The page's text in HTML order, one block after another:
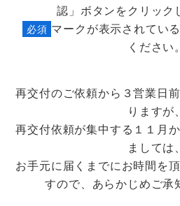
認」ボタンをクリック
必須 マークが表示されてい
ください。
再交付のご依頼から３営業日
りますが、
再交付依頼が集中する１１月
ましては、
お手元に届くまでにお時間を
すので、あらかじめご承